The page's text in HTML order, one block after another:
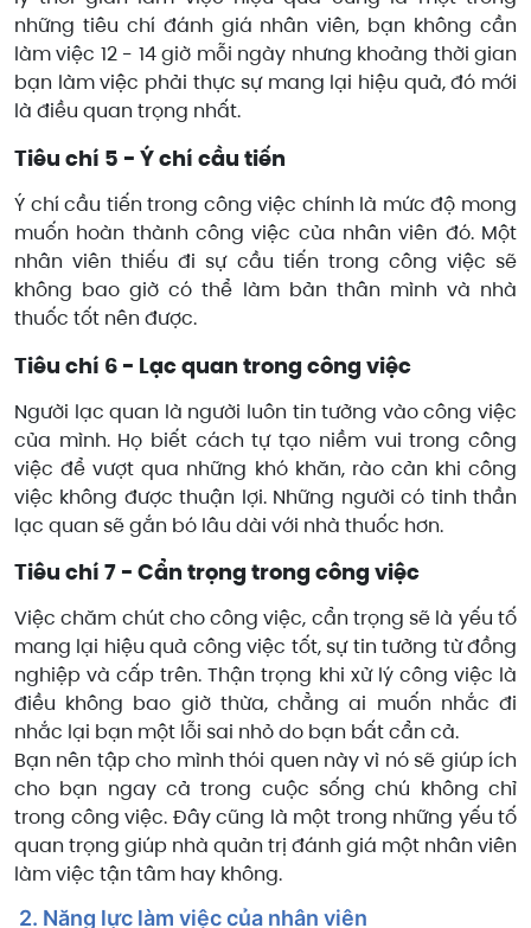
những tiêu chí đánh giá nhân viên, bạn không cần
làm việc 12 - 14 giờ mỗi ngày nhưng khoảng thời gian
bạn làm việc phải thực sự mang lại hiệu quả, đó mới
là điều quan trọng nhất.
Tiêu chí 5 - Ý chí cầu tiến
Ý chí cầu tiến trong công việc chính là mức độ mong
muốn hoàn thành công việc của nhân viên đó. Một
nhân viên thiếu đi sự cầu tiến trong công việc sẽ
không bao giờ có thể làm bản thân mình và nhà
thuốc tốt nên được.
Tiêu chí 6 - Lạc quan trong công việc
Người lạc quan là người luôn tin tưởng vào công việc
của mình. Họ biết cách tự tạo niềm vui trong công
việc để vượt qua những khó khăn, rào cản khi công
việc không được thuận lợi. Những người có tinh thần
lạc quan sẽ gắn bó lâu dài với nhà thuốc hơn.
Tiêu chí 7 - Cẩn trọng trong công việc
Việc chăm chút cho công việc, cẩn trọng sẽ là yếu tố
mang lại hiệu quả công việc tốt, sự tin tưởng từ đồng
nghiệp và cấp trên. Thận trọng khi xử lý công việc là
điều không bao giờ thừa, chẳng ai muốn nhắc đi
nhắc lại bạn một lỗi sai nhỏ do bạn bất cẩn cả.
Bạn nên tập cho mình thói quen này vì nó sẽ giúp ích
cho bạn ngay cả trong cuộc sống chú không chỉ
trong công việc. Đây cũng là một trong những yếu tố
quan trọng giúp nhà quản trị đánh giá một nhân viên
làm việc tận tâm hay không.
2. Năng lực làm việc của nhân viên